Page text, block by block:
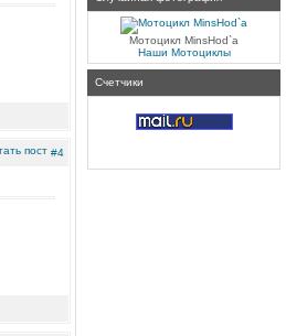
#4
Мотоцикл MinsHod`а
Наши Мотоциклы
Счетчики